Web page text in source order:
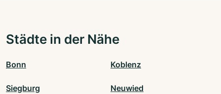
Städte in der Nähe
Bonn Koblenz
Siegburg Neuwied